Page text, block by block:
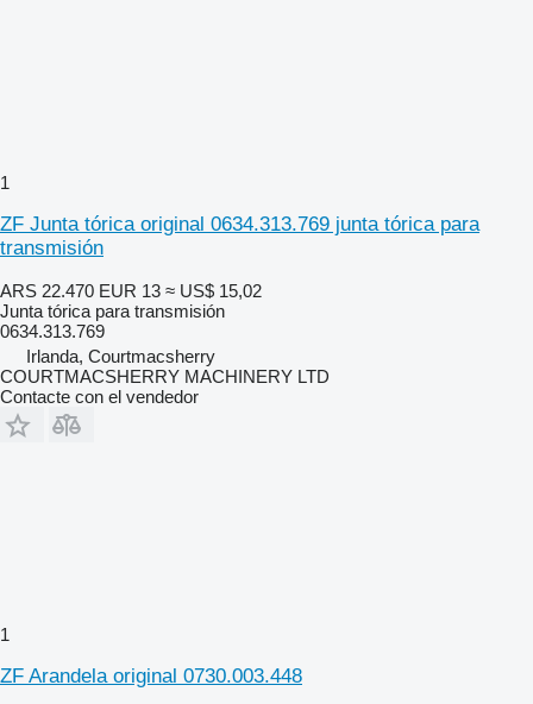
1
ZF Junta tórica original 0634.313.769 junta tórica para
transmisión
ARS 22.470 EUR 13 ≈ US$ 15,02
Junta tórica para transmisión
0634.313.769
Irlanda, Courtmacsherry
COURTMACSHERRY MACHINERY LTD
Contacte con el vendedor
1
ZF Arandela original 0730.003.448